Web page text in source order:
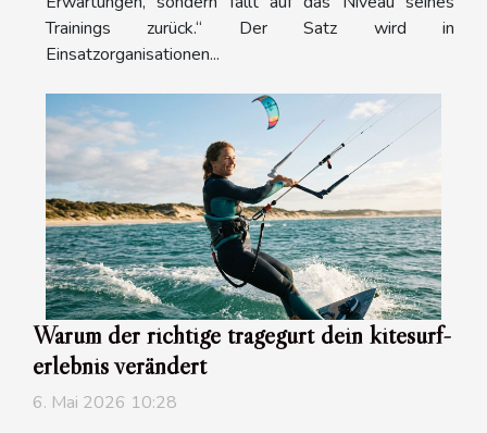
Trainings zurück.“ Der Satz wird in
Einsatzorganisationen...
Warum der richtige tragegurt dein kitesurf-
erlebnis verändert
6. Mai 2026 10:28